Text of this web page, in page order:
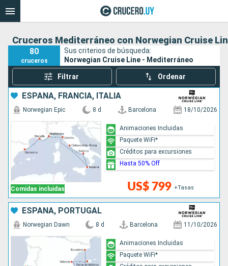
Cruceros Mediterráneo con Norwegian Cruise
80
cruceros
Sus criterios de búsqueda:
Norwegian Cruise Line - Mediterráneo
Filtrar Ordenar
ESPAÑA, FRANCIA, ITALIA
Comidas incluidas
Norwegian Epic 8 d Barcelona 18/10/2026
US$ 799 +Tasas
Animaciones Incluidas
Paquete WiFi*
Créditos para excursiones
Hasta 50% Off
ESPAÑA, PORTUGAL
Norwegian Dawn 8 d Barcelona 11/10/2026
Animaciones Incluidas
Paquete WiFi*